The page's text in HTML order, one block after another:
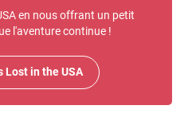
en nous offrant un petit
l'aventure continue !
Lost in the USA